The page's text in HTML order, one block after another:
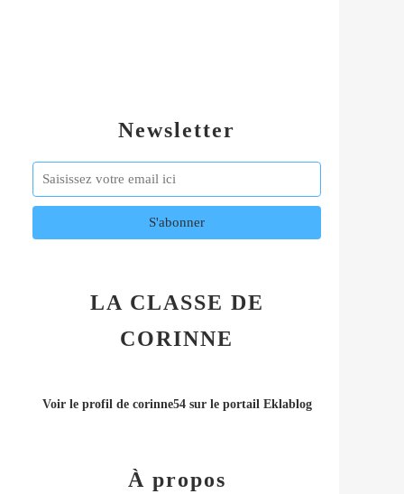
Newsletter
LA CLASSE DE
CORINNE
Voir le profil de corinne54sur le portail Eklablog
À propos